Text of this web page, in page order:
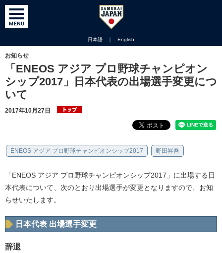
日本語 ｜ English
お知らせ
「ENEOS アジア プロ野球チャンピオン
シップ2017」日本代表の出場選手変更につ
いて
2017年10月27日
ENEOS アジア プロ野球チャンピオンシップ2017 野田昇吾
「ENEOS アジア プロ野球チャンピオンシップ2017」に出場する日
本代表について、次のとおり出場選手が変更となりますので、お知
らせいたします。
日本代表 出場選手変更
辞退